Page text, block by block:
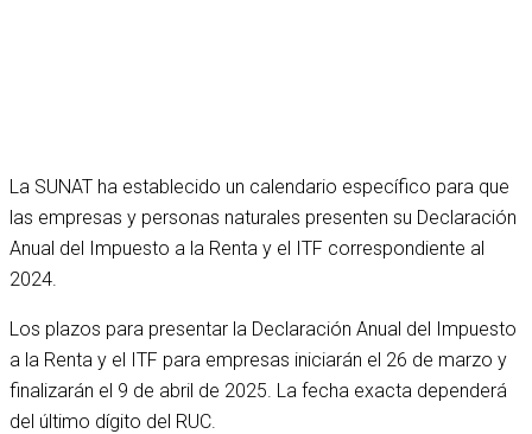
La SUNAT ha establecido un calendario específico para que
las empresas y personas naturales presenten su Declaración
Anual del Impuesto a la Renta y el ITF correspondiente al
2024.
Los plazos para presentar la Declaración Anual del Impuesto
a la Renta y el ITF para empresas iniciarán el 26 de marzo y
finalizarán el 9 de abril de 2025. La fecha exacta dependerá
del último dígito del RUC.